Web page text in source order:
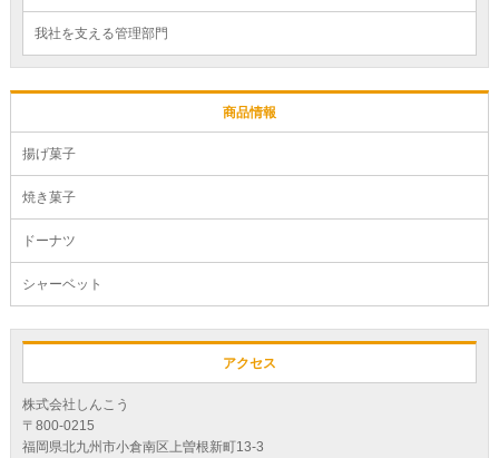
我社を支える管理部門
商品情報
揚げ菓子
焼き菓子
ドーナツ
シャーベット
アクセス
株式会社しんこう
〒800-0215
福岡県北九州市小倉南区上曽根新町13-3